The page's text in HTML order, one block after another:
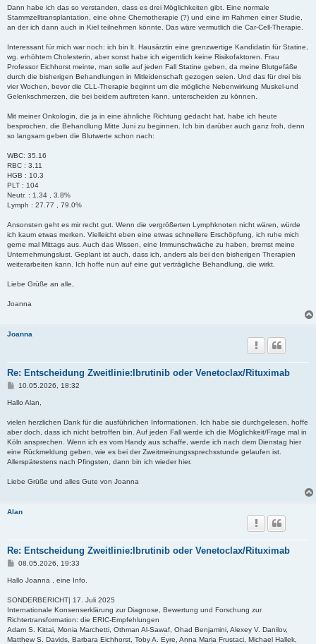
Dann habe ich das so verstanden, dass es drei Möglichkeiten gibt. Eine normale
Stammzelltransplantation, eine ohne Chemotherapie (?) und eine im Rahmen einer Studie,
an der ich dann auch in Kiel teilnehmen könnte. Das wäre vermutlich die Car-Cell-Therapie.
Interessant für mich war noch: ich bin lt. Hausärztin eine grenzwertige Kandidatin für Statine,
wg. erhöhtem Cholesterin, aber sonst habe ich eigentlich keine Risikofaktoren. Frau
Professor Eichhorst meinte, man solle auf jeden Fall Statine geben, da meine Blutgefäße
durch die bisherigen Behandlungen in Mitleidenschaft gezogen seien. Und das für drei bis
vier Wochen, bevor die CLL-Therapie beginnt um die mögliche Nebenwirkung Muskel-und
Gelenkschmerzen, die bei beidem auftreten kann, unterscheiden zu können.
Mit meiner Onkologin, die ja in eine ähnliche Richtung gedacht hat, habe ich heute
besprochen, die Behandlung Mitte Juni zu beginnen. Ich bin darüber auch ganz froh, denn
so langsam geben die Blutwerte schon nach:
WBC: 35.16
RBC : 3.11
HGB : 10.3
PLT : 104
Neutr. : 1.34 , 3.8%
Lymph : 27.77 , 79.0%
Ansonsten geht es mir recht gut. Wenn die vergrößerten Lymphknoten nicht wären, würde
ich kaum etwas merken. Vielleicht eben eine etwas schnellere Erschöpfung, ich ruhe mich
gerne mal Mittags aus. Auch das Wissen, eine Immunschwäche zu haben, bremst meine
Unternehmungslust. Geplant ist auch, dass ich, anders als bei den bisherigen Therapien
weiterarbeiten kann. Ich hoffe nun auf eine gut verträgliche Behandlung, die wirkt.
Liebe Grüße an alle,
Joanna
Joanna
Re: Entscheidung Zweitlinie:Ibrutinib oder Venetoclax/Rituximab
B
i
r
a
g
10.05.2026, 18:32
Hallo Alan,
vielen herzlichen Dank für die ausführlichen Informationen. Ich habe sie durchgelesen, hoffe
aber doch, dass ich nicht betroffen bin. Auf jeden Fall werde ich die Möglichkeit/Frage mal in
Köln ansprechen. Wenn ich es vom Handy aus schaffe, werde ich nach dem Dienstag hier
eine Rückmeldung geben, wie es bei der Zweitmeinungssprechsstunde gelaufen ist.
Allerspätestens nach Pfingsten, dann bin ich wieder hier.
Liebe Grüße und alles Gute von Joanna
Alan
Re: Entscheidung Zweitlinie:Ibrutinib oder Venetoclax/Rituximab
B
i
r
a
g
08.05.2026, 19:33
Hallo Joanna , eine Info.
SONDERBERICHT| 17. Juli 2025
Internationale Konsenserklärung zur Diagnose, Bewertung und Forschung zur
Richtertransformation: die ERIC-Empfehlungen
Adam S. Kittai, Monia Marchetti, Othman Al-Sawaf, Ohad Benjamini, Alexey V. Danilov,
Matthew S. Davids, Barbara Eichhorst, Toby A. Eyre, Anna Maria Frustaci, Michael Hallek,